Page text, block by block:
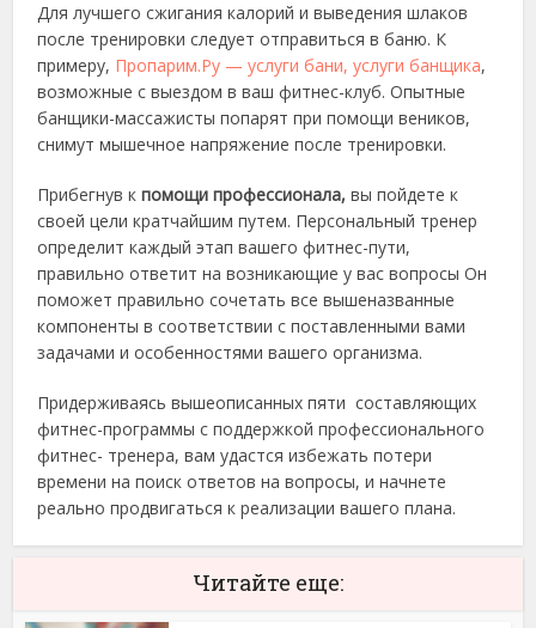
Для лучшего сжигания калорий и выведения шлаков
после тренировки следует отправиться в баню. К
примеру, Пропарим.Ру — услуги бани, услуги банщика,
возможные с выездом в ваш фитнес-клуб. Опытные
банщики-массажисты попарят при помощи веников,
снимут мышечное напряжение после тренировки.
Прибегнув кпомощи профессионала,вы пойдете к
своей цели кратчайшим путем. Персональный тренер
определит каждый этап вашего фитнес-пути,
правильно ответит на возникающие у вас вопросы Он
поможет правильно сочетать все вышеназванные
компоненты в соответствии с поставленными вами
задачами и особенностями вашего организма.
Придерживаясь вышеописанных пяти составляющих
фитнес-программы с поддержкой профессионального
фитнес- тренера, вам удастся избежать потери
времени на поиск ответов на вопросы, и начнете
реально продвигаться к реализации вашего плана.
Читайте еще: